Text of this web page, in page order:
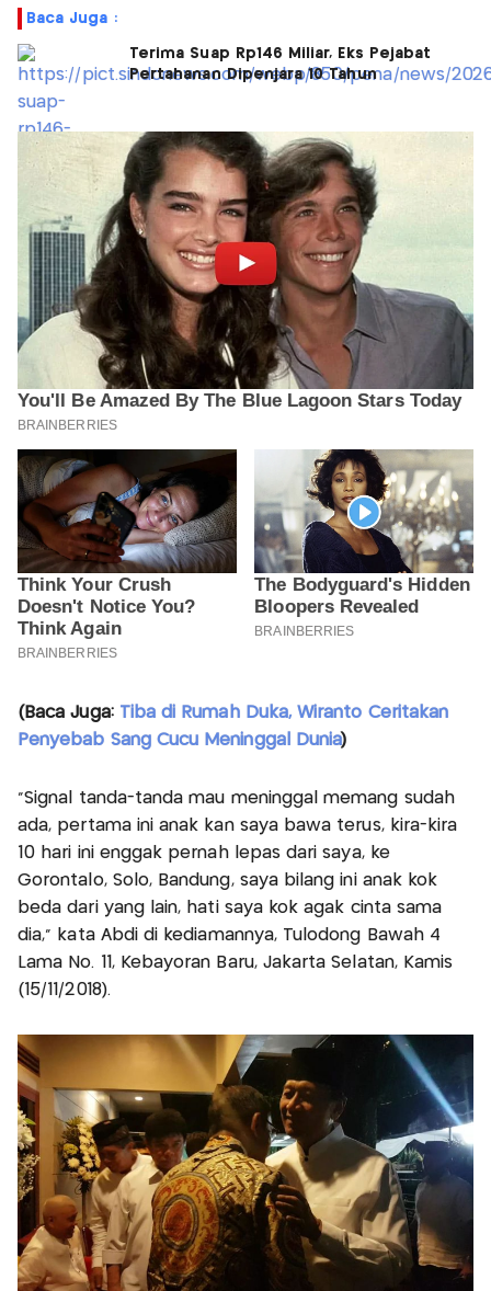
Baca Juga :
Terima Suap Rp146 Miliar, Eks Pejabat
Pertahanan Dipenjara 10 Tahun
(Baca Juga: Tiba di Rumah Duka, Wiranto Ceritakan
Penyebab Sang Cucu Meninggal Dunia)
"Signal tanda-tanda mau meninggal memang sudah
ada, pertama ini anak kan saya bawa terus, kira-kira
10 hari ini enggak pernah lepas dari saya, ke
Gorontalo, Solo, Bandung, saya bilang ini anak kok
beda dari yang lain, hati saya kok agak cinta sama
dia," kata Abdi di kediamannya, Tulodong Bawah 4
Lama No. 11, Kebayoran Baru, Jakarta Selatan, Kamis
(15/11/2018).